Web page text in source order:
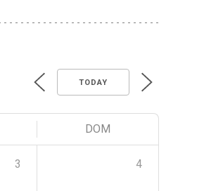
TODAY
DOM
3 4